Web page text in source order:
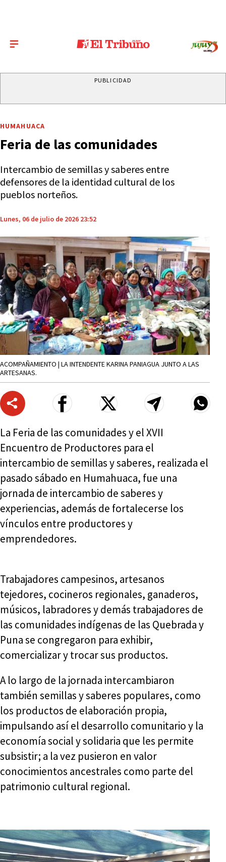
PUBLICIDAD
HUMAHUACA
Feria de las comunidades
Intercambio de semillas y saberes entre
defensores de la identidad cultural de los
pueblos norteños.
Lunes, 06 de julio de 2026 23:52
ACOMPAÑAMIENTO | LA INTENDENTE KARINA PANIAGUA JUNTO A LAS
ARTESANAS.
La Feria de las comunidades y el XVII
Encuentro de Productores para el
intercambio de semillas y saberes, realizada el
pasado sábado en Humahuaca, fue una
jornada de intercambio de saberes y
experiencias, además de fortalecerse los
vínculos entre productores y
emprendedores.
Trabajadores campesinos, artesanos
tejedores, cocineros regionales, ganaderos,
músicos, labradores y demás trabajadores de
las comunidades indígenas de las Quebrada y
Puna se congregaron para exhibir,
comercializar y trocar sus productos.
A lo largo de la jornada intercambiaron
también semillas y saberes populares, como
los productos de elaboración propia,
impulsando así el desarrollo comunitario y la
economía social y solidaria que les permite
subsistir; a la vez pusieron en valor
conocimientos ancestrales como parte del
patrimonio cultural regional.